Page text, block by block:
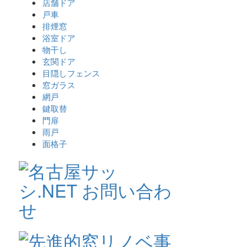
店舗ドア
戸車
排煙窓
浴室ドア
物干し
玄関ドア
目隠しフェンス
窓ガラス
網戸
鍵取替
門扉
雨戸
面格子